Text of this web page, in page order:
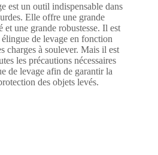
est un outil indispensable dans
Elle offre une grande
une grande robustesse. Il est
de levage en fonction
charges à soulever. Mais il est
les précautions nécessaires
de levage afin de garantir la
des objets levés.